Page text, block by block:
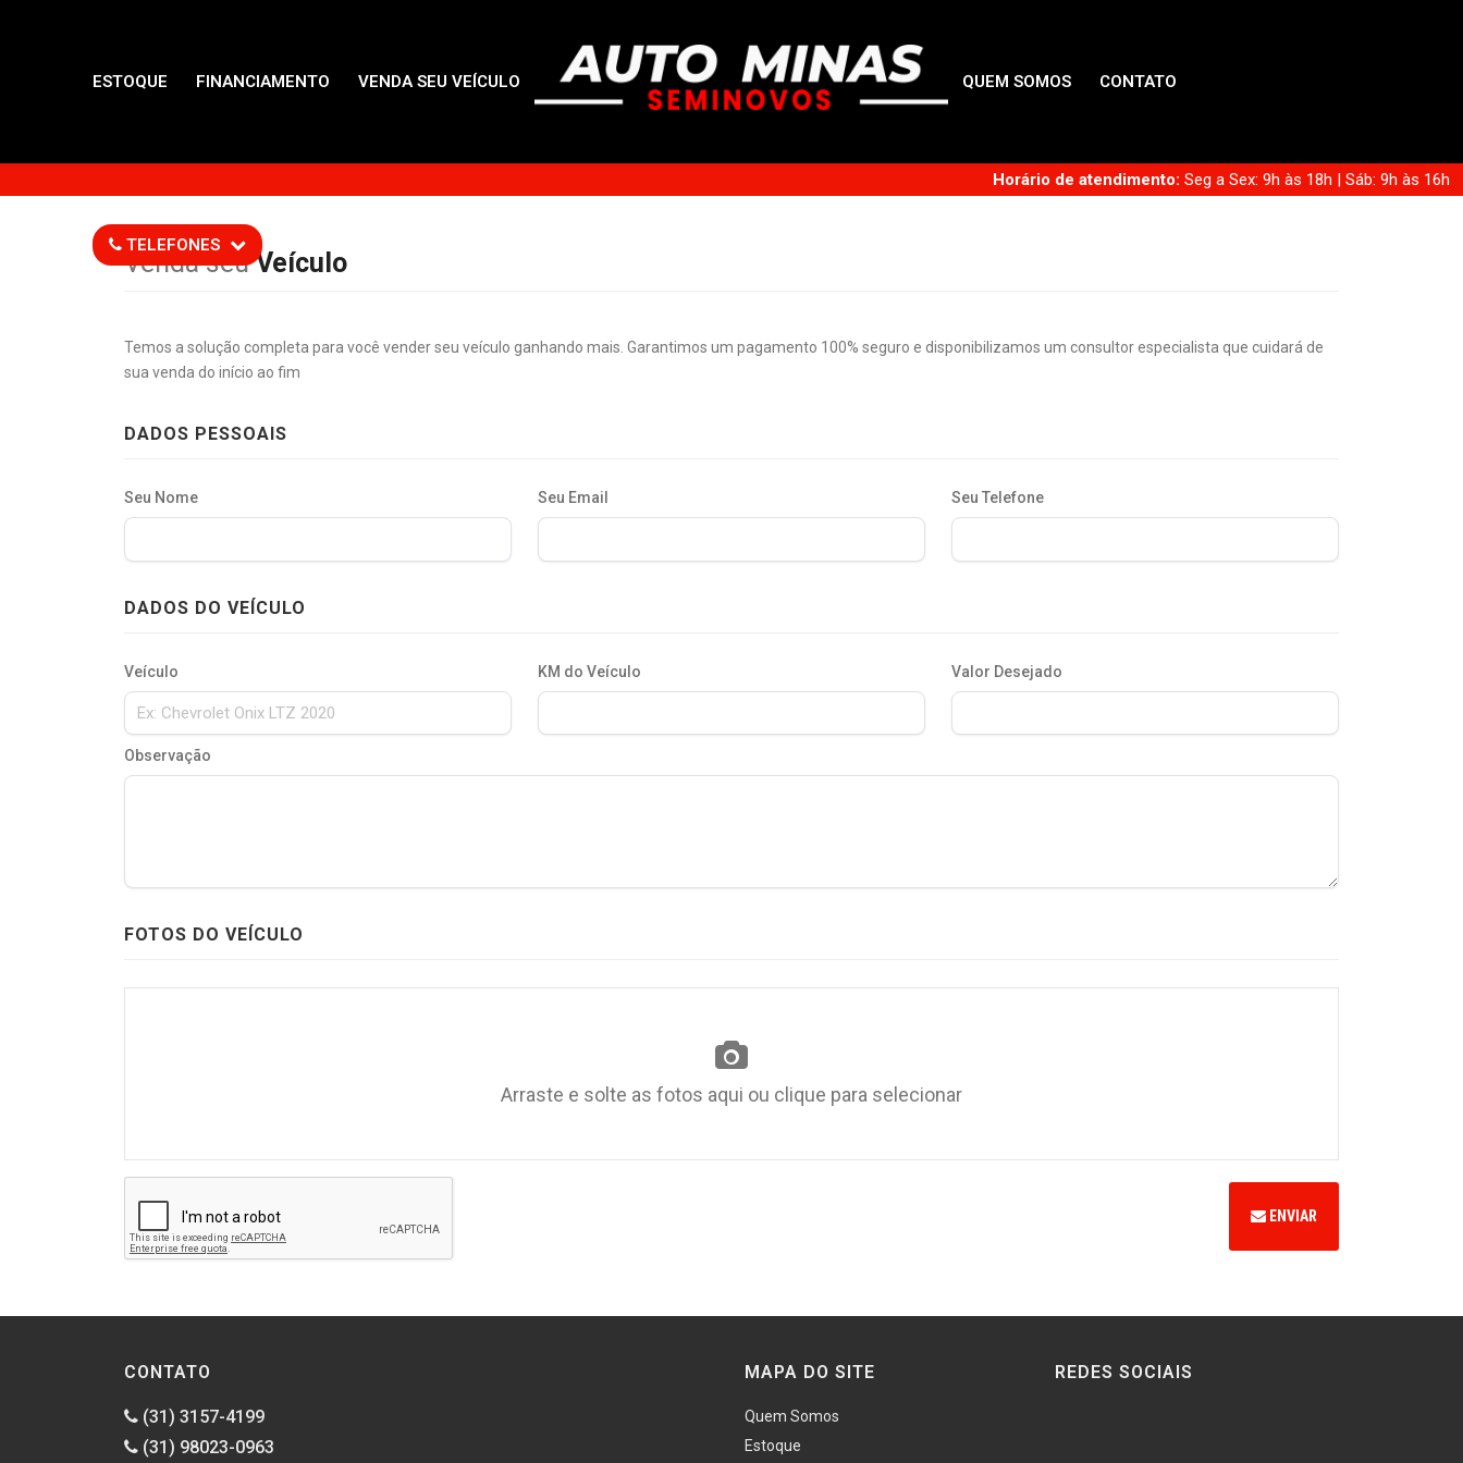
ESTOQUE FINANCIAMENTO VENDA SEU VEÍCULO QUEM SOMOS CONTATO
TELEFONES
Horário de atendimento: Seg a Sex: 9h às 18h | Sáb: 9h às 16h
Venda seuVeículo
Temos a solução completa para você vender seu veículo ganhando mais. Garantimos um pagamento 100% seguro e disponibilizamos um consultor especialista que cuidará de
sua venda do início ao fim
DADOS PESSOAIS
Seu Nome Seu Email Seu Telefone
DADOS DO VEÍCULO
Veículo KM do Veículo Valor Desejado
Observação
FOTOS DO VEÍCULO
Arraste e solte as fotos aqui ou clique para selecionar
ENVIAR
CONTATO
(31) 3157-4199
(31) 98023-0963
MAPA DO SITE
Quem Somos
Estoque
REDES SOCIAIS